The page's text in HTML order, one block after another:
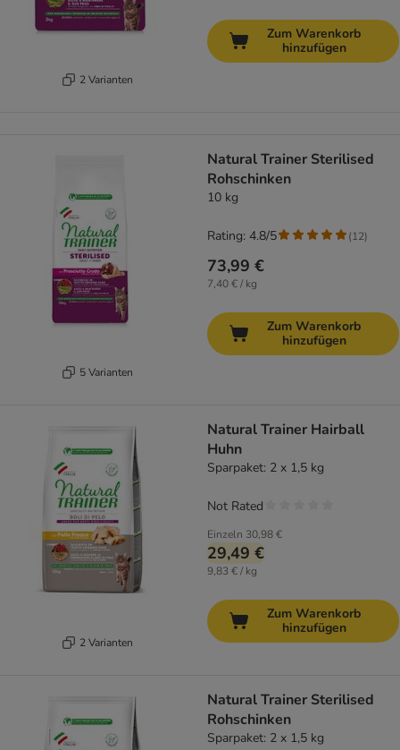
2 Varianten
Zum Warenkorb
hinzufügen
5 Varianten
Natural Trainer Sterilised
Rohschinken
10 kg
73,99 €
7,40 € / kg
Rating: 4.8/5 (12)
Zum Warenkorb
hinzufügen
2 Varianten
Natural Trainer Hairball
Huhn
Sparpaket: 2 x 1,5 kg
Einzeln 30,98 €
29,49 €
9,83 € / kg
Not Rated
Zum Warenkorb
hinzufügen
Natural Trainer Sterilised
Rohschinken
Sparpaket: 2 x 1,5 kg